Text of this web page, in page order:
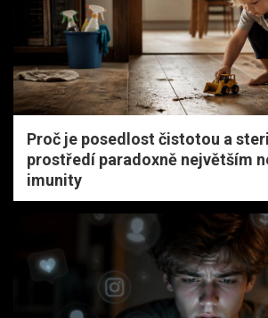
Proč je posedlost čistotou a
prostředí paradoxně největším
imunity